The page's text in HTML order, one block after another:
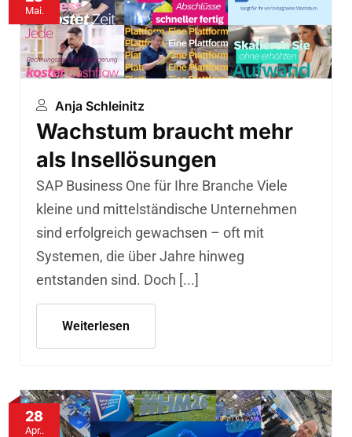
Mai.
Anja Schleinitz
Wachstum braucht mehr
als Insellösungen
SAP Business One für Ihre Branche Viele
kleine und mittelständische Unternehmen
sind erfolgreich gewachsen – oft mit
Systemen, die über Jahre hinweg
entstanden sind. Doch [...]
Weiterlesen
28
Apr..